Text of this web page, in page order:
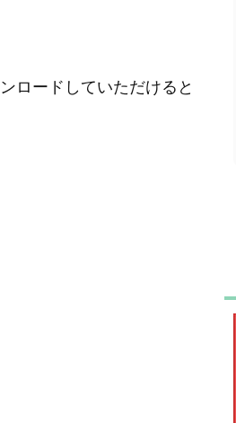
ロードしていただけると